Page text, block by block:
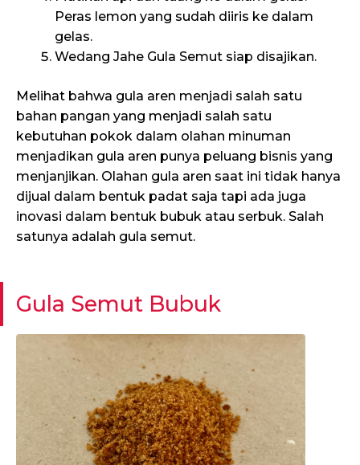
Peras lemon yang sudah diiris ke dalam
gelas.
Wedang Jahe Gula Semut siap disajikan.
Melihat bahwa gula aren menjadi salah satu
bahan pangan yang menjadi salah satu
kebutuhan pokok dalam olahan minuman
menjadikan gula aren punya peluang bisnis yang
menjanjikan. Olahan gula aren saat ini tidak hanya
dijual dalam bentuk padat saja tapi ada juga
inovasi dalam bentuk bubuk atau serbuk. Salah
satunya adalah gula semut.
Gula Semut Bubuk